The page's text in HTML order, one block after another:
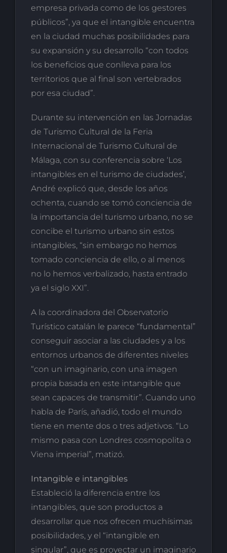
empresa privada como de los gestores
públicos”, ya que el intangible encuentra
en la ciudad muchas posibilidades para
su expansión y su desarrollo “con todos
los beneficios que conlleva para los
territorios que al final son vertebrados
por esa ciudad”.
Durante su intervención en las Jornadas
de Turismo Cultural de la Feria
Internacional de Turismo Cultural de
Málaga, con su conferencia sobre ‘Los
intangibles en el turismo de ciudades’,
André explicó que, desde los años
ochenta, cuando se tomó conciencia de
la importancia del turismo urbano, no se
concibe el turismo urbano sin estos
intangibles, “sin embargo no hemos
tomado conciencia de ello, o al menos
no lo hemos verbalizado, hasta entrado
ya el siglo XXI”.
A la coordinadora del Observatorio
Turístico catalán le parece “fundamental”
conseguir asociar a las ciudades y a los
entornos urbanos de diferentes niveles
“con un imaginario, con una imagen
propia basada en este intangible que
sean capaces de transmitir”. Cuando uno
habla de París, añadió, todo el mundo
tiene en mente dos o tres adjetivos. “Lo
mismo pasa con Londres cosmopolita o
Viena imperial”, matizó.
Intangible e intangibles
Estableció la diferencia entre los
intangibles, que son productos a
desarrollar que nos ofrecen muchísimas
posibilidades, y el “intangible en
singular”, que es proyectar un imaginario